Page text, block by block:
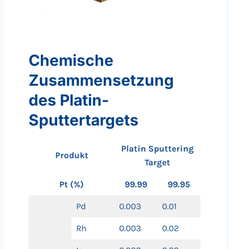
Chemische
Zusammensetzung
des Platin-
Sputtertargets
Produkt
Platin Sputtering
Target
Pt (%) 99.99 99.95
Pd 0.003 0.01
Rh 0.003 0.02